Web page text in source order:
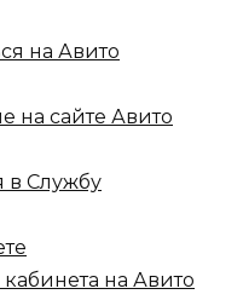
на Авито
на сайте Авито
в Службу
на Авито